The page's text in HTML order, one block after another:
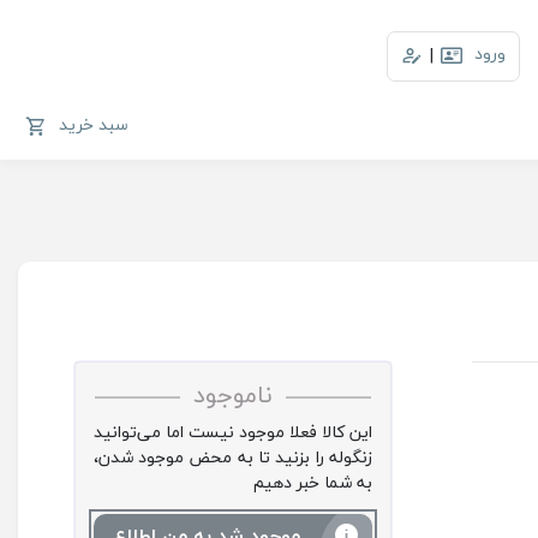
ورود |
سبد خرید
ناموجود
این کالا فعلا موجود نیست اما می‌توانید
زنگوله را بزنید تا به محض موجود شدن،
به شما خبر دهیم